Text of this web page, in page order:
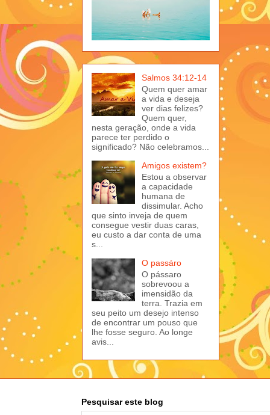
Salmos 34:12-14
Quem quer amar
a vida e deseja
ver dias felizes?
Quem quer,
nesta geração, onde a vida
parece ter perdido o
significado? Não celebramos...
Amigos existem?
Estou a observar
a capacidade
humana de
dissimular. Acho
que sinto inveja de quem
consegue vestir duas caras,
eu custo a dar conta de uma
s...
O passáro
O pássaro
sobrevoou a
imensidão da
terra. Trazia em
seu peito um desejo intenso
de encontrar um pouso que
lhe fosse seguro. Ao longe
avis...
Pesquisar este blog